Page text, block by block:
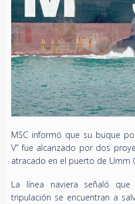
MSC informó que su buque
V” fue alcanzado por dos
atracado en el puerto de Umm
La línea naviera señaló
tripulación se encuentran a